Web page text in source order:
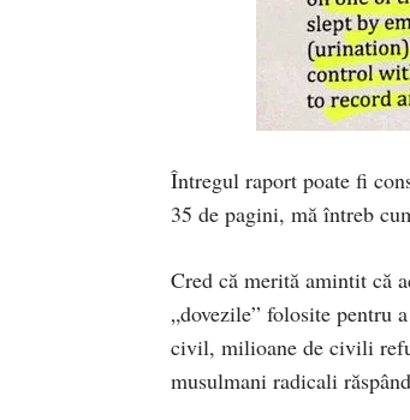
Întregul raport poate fi
35 de pagini, mă întreb
Cred că merită amintit că
„dovezile” folosite pentru
civil, milioane de civili
musulmani radicali